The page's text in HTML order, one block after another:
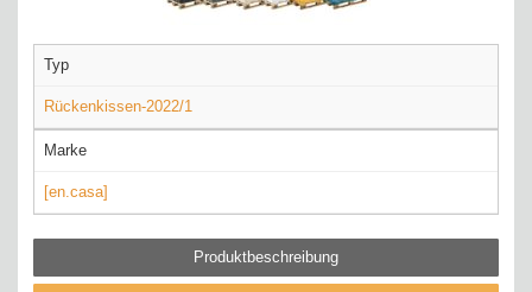
Typ
Rückenkissen-2022/1
Marke
[en.casa]
Produktbeschreibung